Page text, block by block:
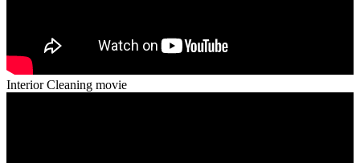
Interior Cleaning movie